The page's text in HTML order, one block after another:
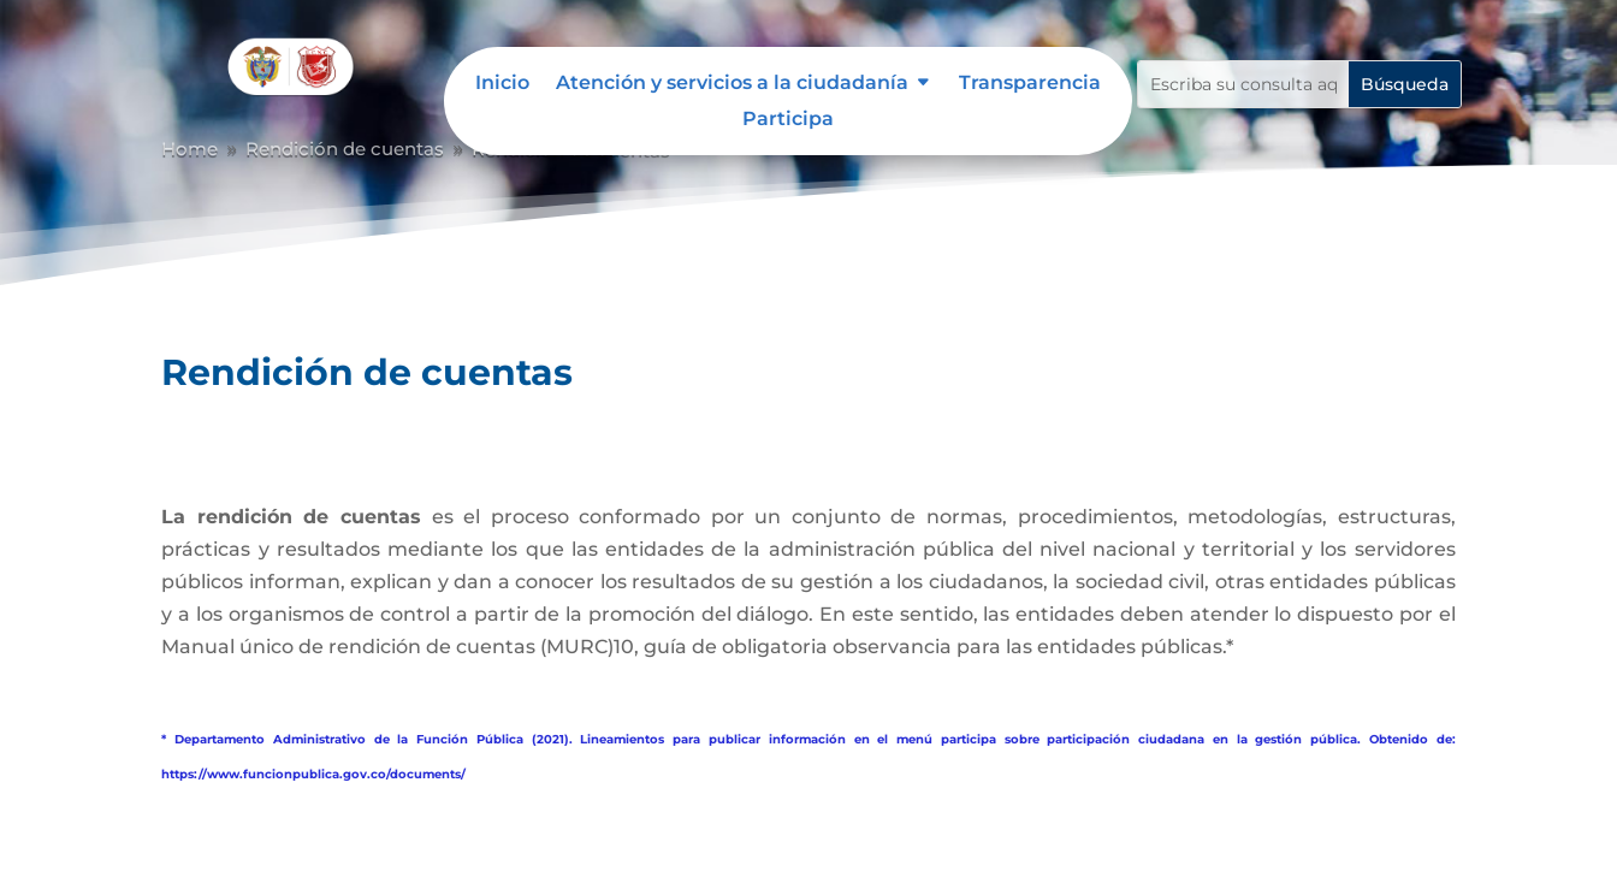
Abrir barra de herramientas
Inicio Atención y servicios a la ciudadanía
Transparencia
Participa
Home 9 Rendición de cuentas 9 Rendición de cuentas
Rendición de cuentas
La rendición de cuentas es el proceso conformado por un conjunto de normas, procedimientos, metodologías, estructuras,
prácticas y resultados mediante los que las entidades de la administración pública del nivel nacional y territorial y los servidores
públicos informan, explican y dan a conocer los resultados de su gestión a los ciudadanos, la sociedad civil, otras entidades públicas
y a los organismos de control a partir de la promoción del diálogo. En este sentido, las entidades deben atender lo dispuesto por el
Manual único de rendición de cuentas (MURC)10, guía de obligatoria observancia para las entidades públicas.*
* Departamento Administrativo de la Función Pública (2021). Lineamientos para publicar información en el menú participa sobre participación ciudadana en la gestión pública. Obtenido de:
https://www.funcionpublica.gov.co/documents/